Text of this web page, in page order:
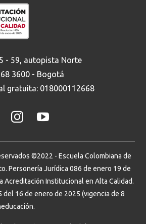
- 59, autopista Norte
3600 - Bogotá
gratuita: 018000112668
©2022 - Escuela Colombiana de
Personería Jurídica 086 de enero 19 de
Acreditación Institucional en Alta Calidad.
del 16 de enero de 2025 (vigencia de 8